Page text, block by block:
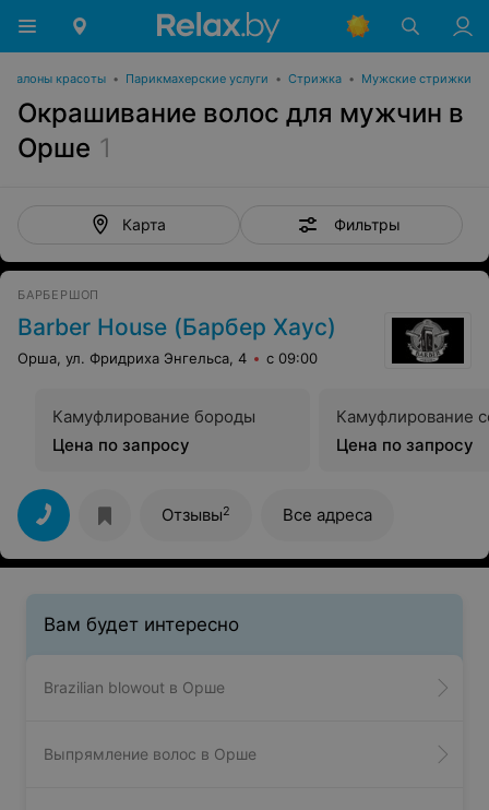
Салоны красоты • Парикмахерские услуги • Стрижка • Мужские стрижки
Окрашивание волос для мужчин в
Орше 1
Карта Фильтры
БАРБЕРШОП
Barber House (Барбер Хаус)
Орша, ул. Фридриха Энгельса, 4 с 09:00
Камуфлирование бороды
Цена по запросу
Камуфлирование
Цена по запросу
Отзывы2 Все адреса
Вам будет интересно
Brazilian blowout в Орше
Выпрямление волос в Орше